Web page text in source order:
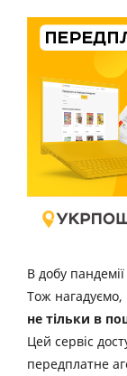
В добу
Тож
не тільки в
Цей сервіс
передплатне